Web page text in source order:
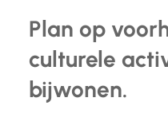
Plan op
culturele
bijwonen.